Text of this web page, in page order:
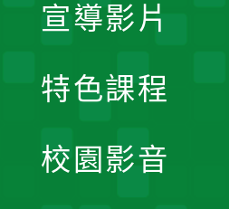
宣導影片
特色課程
校園影音